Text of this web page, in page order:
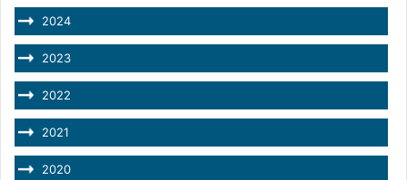
2024
2023
2022
2021
2020